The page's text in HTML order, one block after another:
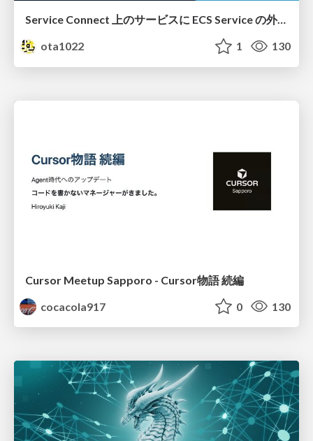
Service Connect 上のサービスに ECS Service の外側から到達できなかった話
ota1022
1 130
Cursor Meetup Sapporo - Cursor物語 続編
cocacola917
0 130